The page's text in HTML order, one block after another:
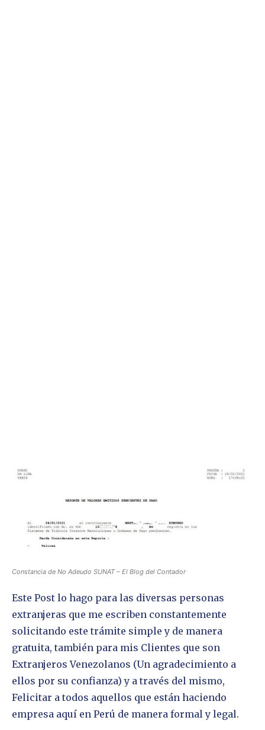
Constancia de No Adeudo SUNAT – El Blog del Contador
Este Post lo hago para las diversas personas
extranjeras que me escriben constantemente
solicitando este trámite simple y de manera
gratuita, también para mis Clientes que son
Extranjeros Venezolanos (Un agradecimiento a
ellos por su confianza) y a través del mismo,
Felicitar a todos aquellos que están haciendo
empresa aquí en Perú de manera formal y legal.